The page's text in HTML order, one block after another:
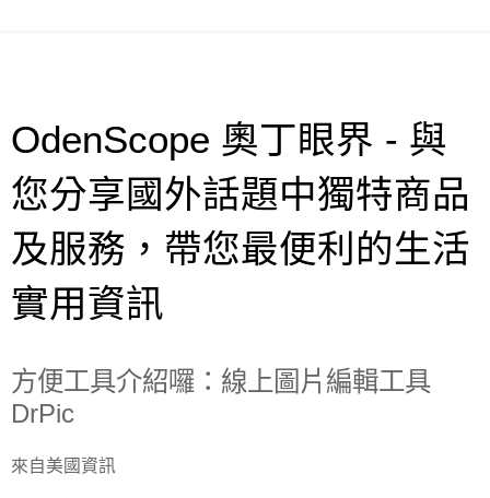
OdenScope 奧丁眼界 - 與
您分享國外話題中獨特商品
及服務，帶您最便利的生活
實用資訊
方便工具介紹囉：線上圖片編輯工具
DrPic
來自美國資訊